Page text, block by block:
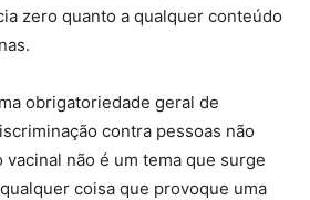
zero quanto a qualquer conteúdo
obrigatoriedade geral de
contra pessoas não
vacinal não é um tema que surge
coisa que provoque uma